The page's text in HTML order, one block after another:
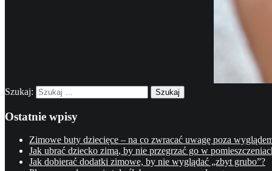
Szukaj:
Ostatnie wpisy
Zimowe buty dziecięce – na co zwracać uwagę poza
Jak ubrać dziecko zimą, by nie przegrzać go w
Jak dobierać dodatki zimowe, by nie wyglądać „zbyt grubo”?